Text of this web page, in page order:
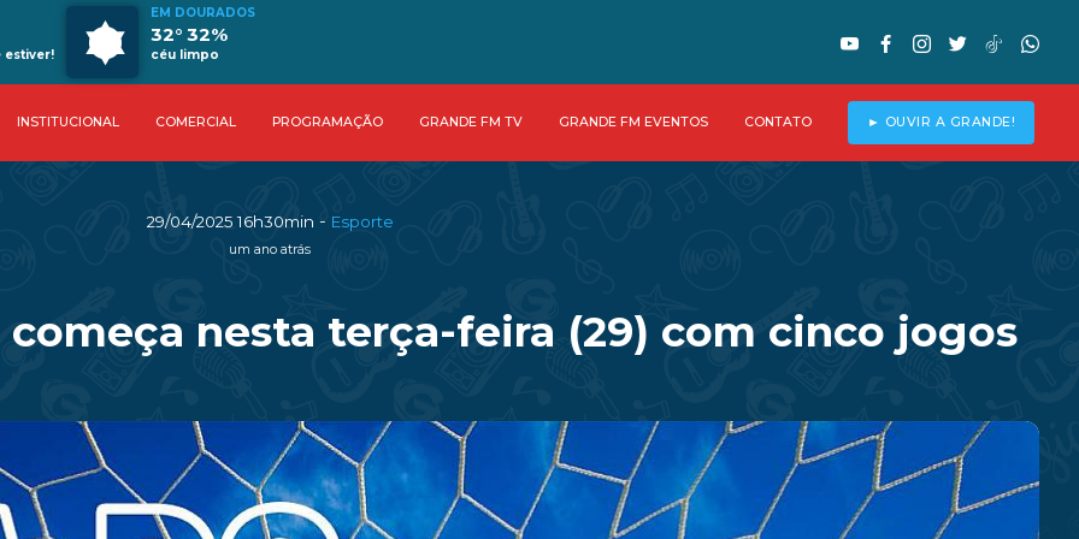
estiver!
EM DOURADOS
32° 32%
céu limpo
INSTITUCIONAL COMERCIAL PROGRAMAÇÃO GRANDE FM TV GRANDE FM EVENTOS CONTATO ► OUVIR A GRANDE!
29/04/2025 16h30min - Esporte
um ano atrás
começa nesta terça-feira (29) com cinco jogos